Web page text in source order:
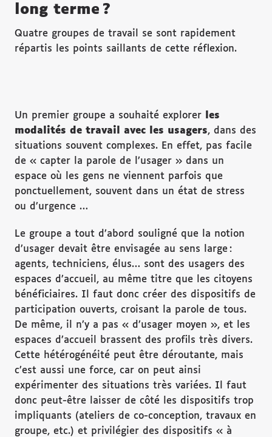
long terme ?
Quatre groupes de travail se sont rapidement
répartis les points saillants de cette réflexion.
Un premier groupe a souhaité explorer
les
modalités de travail avec les usagers, dans des
situations souvent complexes. En effet, pas facile
de « capter la parole de l’usager » dans un
espace où les gens ne viennent parfois que
ponctuellement, souvent dans un état de stress
ou d’urgence …
Le groupe a tout d’abord souligné que la notion
d’usager devait être envisagée au sens large :
agents, techniciens, élus… sont des usagers des
espaces d’accueil, au même titre que les citoyens
bénéficiaires. Il faut donc créer des dispositifs de
participation ouverts, croisant la parole de tous.
De même, il n’y a pas « d’usager moyen », et les
espaces d’accueil brassent des profils très divers.
Cette hétérogénéité peut être déroutante, mais
c’est aussi une force, car on peut ainsi
expérimenter des situations très variées. Il faut
donc peut-être laisser de côté les dispositifs trop
impliquants (ateliers de co-conception, travaux en
groupe, etc.) et privilégier des dispositifs « à